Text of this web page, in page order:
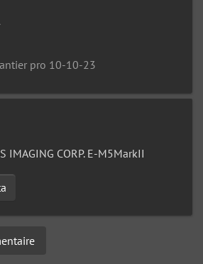
pro 10-10-23
IMAGING CORP. E-M5MarkII